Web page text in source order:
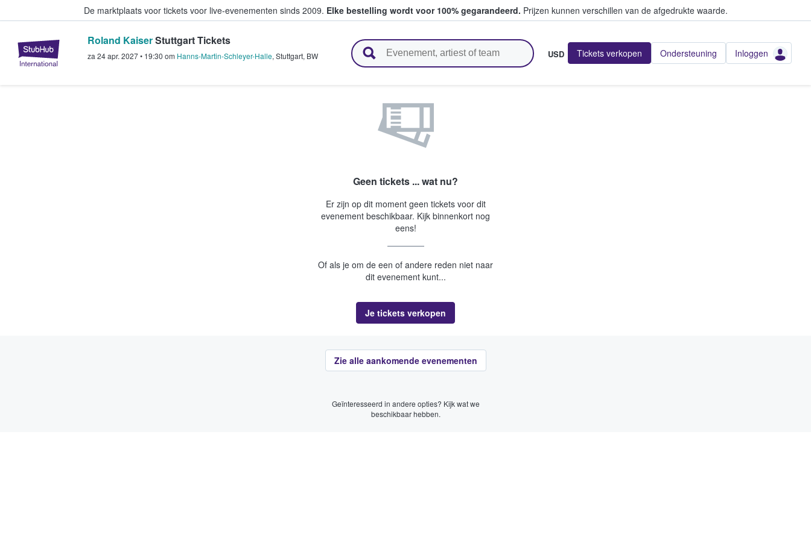
De marktplaats voor tickets voor live-evenementen sinds 2009. Elke bestelling wordt voor 100% gegarandeerd. Prijzen kunnen verschillen van de afgedrukte waarde.
StubHub: waar fans tickets kopen en verkopen
Roland KaiserStuttgart Tickets
za 24 apr. 2027• 19:30 om Hanns-Martin-Schleyer-Halle, Stuttgart, BW USD Tickets verkopen Ondersteuning Inloggen
Geen tickets ... wat nu?
Er zijn op dit moment geen tickets voor dit
evenement beschikbaar. Kijk binnenkort nog
eens!
Of als je om de een of andere reden niet naar
dit evenement kunt...
Je tickets verkopen
Zie alle aankomende evenementen
Geïnteresseerd in andere opties? Kijk wat we
beschikbaar hebben.